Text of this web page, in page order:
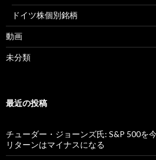
ドイツ株個別銘柄
動画
未分類
最近の投稿
チューダー・ジョーンズ氏: S&P 500を
リターンはマイナスになる